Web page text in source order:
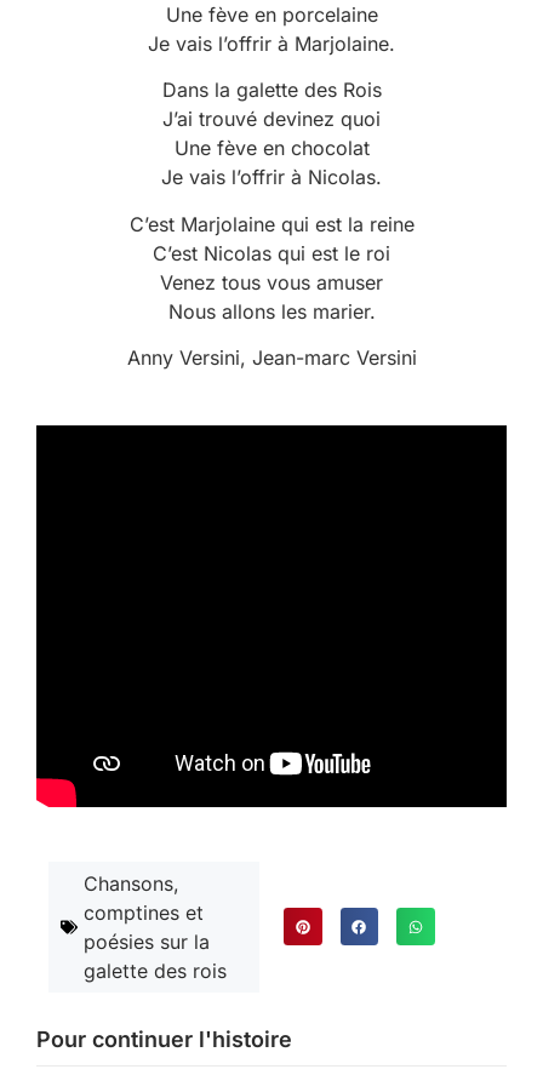
Une fève en porcelaine
Je vais l’offrir à Marjolaine.
Dans la galette des Rois
J’ai trouvé devinez quoi
Une fève en chocolat
Je vais l’offrir à Nicolas.
C’est Marjolaine qui est la reine
C’est Nicolas qui est le roi
Venez tous vous amuser
Nous allons les marier.
Anny Versini, Jean-marc Versini
Chansons,
comptines et
poésies sur la
galette des rois
Pour continuer l'histoire